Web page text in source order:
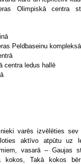
Olimpiskā centra
Peldbaseinu
centra ledus hallē
varēs izvēlēties sev
aktīvo atpūtu uz
vasarā – Gaujas
kokos, Takā kokos